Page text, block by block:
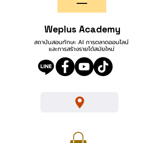
Weplus Academy
สถาบันสอนทักษะ AI การตลาดออนไลน์
และการสร้างรายได้สมัยใหม่